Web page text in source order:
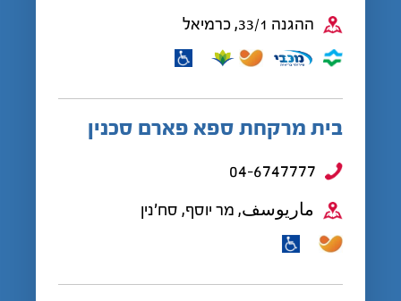
ההגנה 33/1, כרמיאל
בית מרקחת ספא פארם סכנין
04-6747777
ماريوسف, מר יוסף, סח'נין